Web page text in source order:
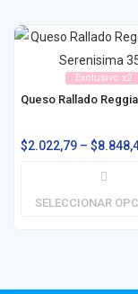
Exclusivo x2
$2.022,79 – $
SELECCIONAR